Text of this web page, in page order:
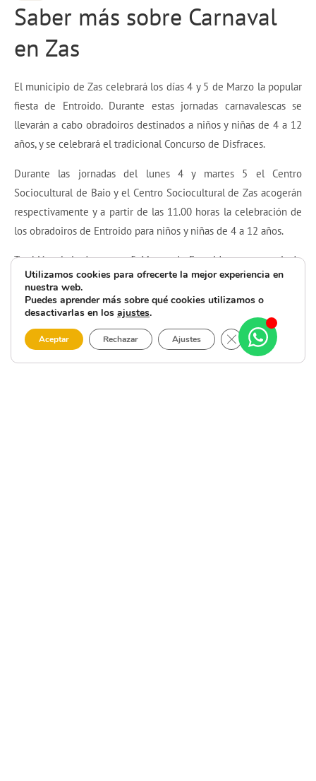
Saber más sobre Carnaval
en Zas
El municipio de Zas celebrará los días 4 y 5 de Marzo la popular
fiesta de Entroido. Durante estas jornadas carnavalescas se
llevarán a cabo obradoiros destinados a niños y niñas de 4 a 12
años, y se celebrará el tradicional Concurso de Disfraces.
Durante las jornadas del lunes 4 y martes 5 el Centro
Sociocultural de Baio y el Centro Sociocultural de Zas acogerán
respectivamente y a partir de las 11.00 horas la celebración de
los obradoiros de Entroido para niños y niñas de 4 a 12 años.
También el citado martes 5, Martes de Entroido, pero a partir de
las 16.00 horas, habrá juegos, hinchables y talleres de maquillaje
en el Pavillón Municipal, lugar donde a partir de las 19.00 horas
tendrá lugar el Concurso de Disfraces, dotado con premios.
Durante la tarde los presentes también podrán disfrutar con la
Utilizamos cookies para ofrecerte la mejor experiencia en
nuestra web.
Puedes aprender más sobre qué cookies utilizamos o
desactivarlas en los ajustes.
Aceptar Rechazar Ajustes Cerrar el banner